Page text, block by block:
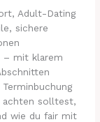
Adult-Dating
sichere
– mit klarem
achten solltest,
wie du fair mit